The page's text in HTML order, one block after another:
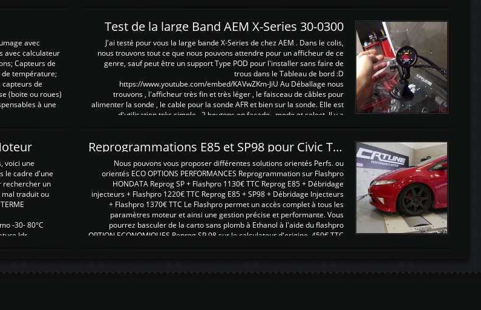
avec
avec calculateur
Capteurs de
de température;
de
(boite ou roues)
à une
Test de la large Band AEM X-Series 30-0300
J'ai testé pour vous la large bande X-Series de chez AEM . Dans le colis,
nous trouvons tout ce que nous pouvons attendre pour un afficheur de ce
genre, sauf peut être un support Type POD pour l'installer sans faire de
trous dans le Tableau de bord :D
https://www.youtube.com/embed/KAVwZKm-JiU Au Déballage nous
trouvons , l'afficheur très fin et très léger , le faisceau de câbles pour
alimenter la sonde , le cable pour la sonde AFR et bien sur la sonde. Elle est
d'utilisation très simple , 2 boutons en façade , mode et select. Il y a
voici une
le cadre d'une
rechercher un
traduit ou
-30- 80°C
ldr
Reprogrammations E85 et SP98 pour Civic Type R FN2
Nous pouvons vous proposer différentes solutions orientés Perfs. ou
orientés ECO OPTIONS PERFORMANCES Reprogrammation sur Flashpro
HONDATA Reprog SP + Flashpro 1130€ TTC Reprog E85 + Débridage
injecteurs + Flashpro 1220€ TTC Reprog E85 + SP98 + Débridage Injecteurs
+ Flashpro 1370€ TTC Le Flashpro permet un accès complet à tous les
paramètres moteur et ainsi une gestion précise et performante. Vous
pourrez basculer de la carto sans plomb à Ethanol à l'aide du flashpro
OPTION ECONOMIQUES Reprog SP 98 sur le calculateur d'origine 450€ TTC